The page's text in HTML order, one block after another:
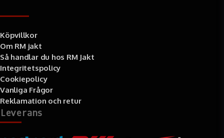
Köpvillkor
Om RM jakt
Så handlar du hos RM Jakt
Integritetspolicy
Cookiepolicy
Vanliga Frågor
Reklamation och retur
Leverans